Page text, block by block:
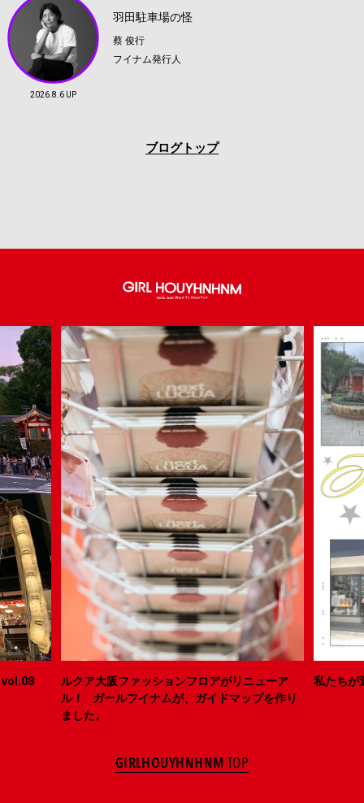
2026.8.6 UP
羽田駐車場の怪
蔡 俊行
フイナム発行人
ブログトップ
vol.08
ルクア大阪ファッションフロアがリニューア
ル！ ガールフイナムが、ガイドマップを作り
ました。
私たちが
GIRLHOUYHNHNM TOP